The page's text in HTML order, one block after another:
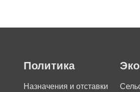
Политика
Назначения и отставки